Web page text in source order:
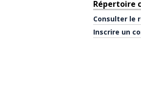
Répertoire
Consulter le
Inscrire un